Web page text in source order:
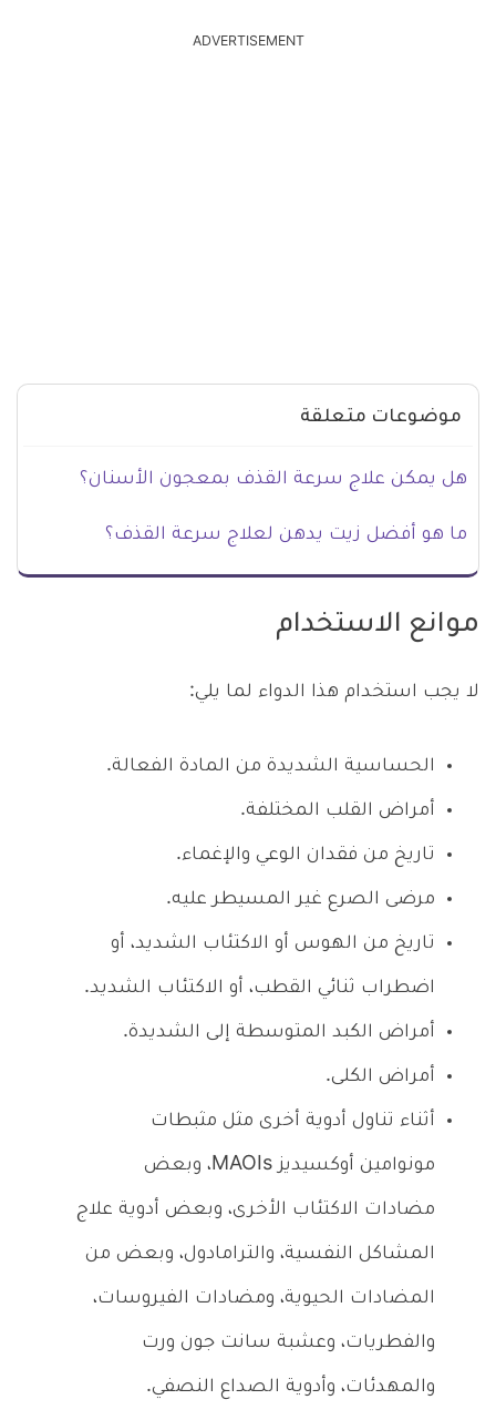
ADVERTISEMENT
موضوعات متعلقة
هل يمكن علاج سرعة القذف بمعجون الأسنان؟
ما هو أفضل زيت يدهن لعلاج سرعة القذف؟
موانع الاستخدام
لا يجب استخدام هذا الدواء لما يلي:
الحساسية الشديدة من المادة الفعالة.
أمراض القلب المختلفة.
تاريخ من فقدان الوعي والإغماء.
مرضى الصرع غير المسيطر عليه.
تاريخ من الهوس أو الاكتئاب الشديد، أو
اضطراب ثنائي القطب، أو الاكتئاب الشديد.
أمراض الكبد المتوسطة إلى الشديدة.
أمراض الكلى.
أثناء تناول أدوية أخرى مثل مثبطات
مونوامين أوكسيديز MAOIs، وبعض
مضادات الاكتئاب الأخرى، وبعض أدوية علاج
المشاكل النفسية، والترامادول، وبعض من
المضادات الحيوية، ومضادات الفيروسات،
والفطريات، وعشبة سانت جون ورت
والمهدئات، وأدوية الصداع النصفي.